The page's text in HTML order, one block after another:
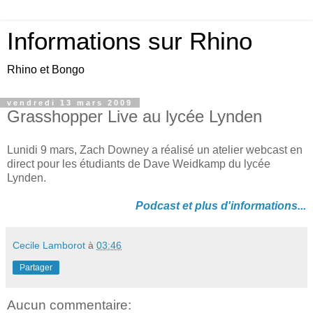
Informations sur Rhino
Rhino et Bongo
vendredi 13 mars 2009
Grasshopper Live au lycée Lynden
Lunidi 9 mars, Zach Downey a réalisé un atelier webcast en
direct pour les étudiants de Dave Weidkamp du lycée
Lynden.
Podcast et plus d'informations...
Cecile Lamborot à 03:46
Partager
Aucun commentaire: